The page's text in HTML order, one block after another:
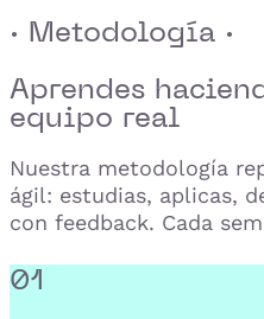
· Metodología ·
Aprendes
equipo real
Nuestra metodología
ágil: estudias, aplicas,
con feedback. Cada
01